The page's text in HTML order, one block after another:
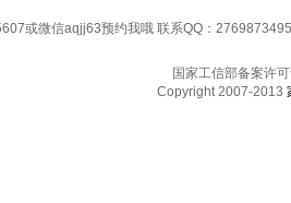
或微信aqjj63预约我哦 联系QQ：
国家工信部备案许
Copyright 2007-2013